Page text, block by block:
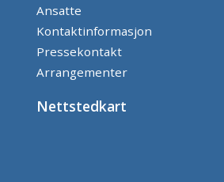
Ansatte
Kontaktinformasjon
Pressekontakt
Arrangementer
Nettstedkart